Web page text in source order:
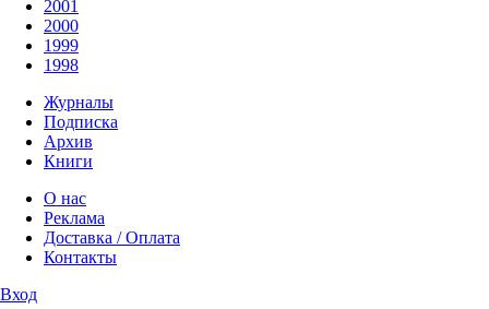
2001
2000
1999
1998
Журналы
Подписка
Архив
Книги
О нас
Реклама
Доставка / Оплата
Контакты
Вход